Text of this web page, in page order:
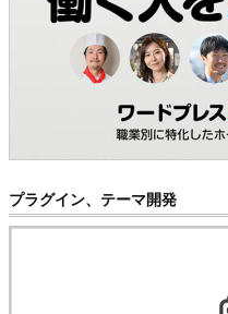
プラグイン、テーマ開発